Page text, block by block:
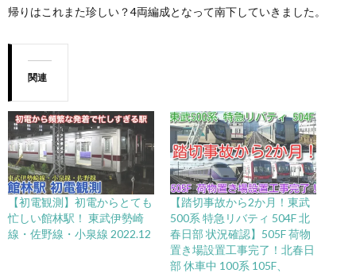
帰りはこれまた珍しい？4両編成となって南下していきました。
関連
【初電観測】初電からとても
忙しい館林駅！ 東武伊勢崎
線・佐野線・小泉線 2022.12
【踏切事故から2か月！東武
500系 特急リバティ 504F 北
春日部 状況確認】505F 荷物
置き場設置工事完了！北春日
部 休車中 100系 105F、